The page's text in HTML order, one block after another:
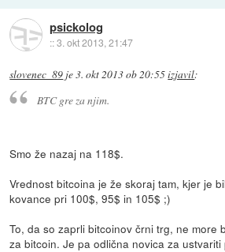
psickolog
::3. okt 2013, 21:47
slovenec_89 je3. okt 2013 ob 20:55izjavil:
BTC gre za njim.
Smo že nazaj na 118$.
Vrednost bitcoina je že skoraj tam, kjer je
kovance pri 100$, 95$ in 105$ ;)
To, da so zaprli bitcoinov črni trg, ne more
za bitcoin. Je pa odlična novica za